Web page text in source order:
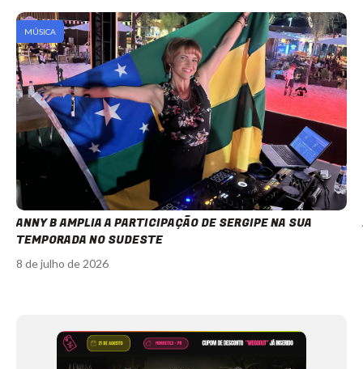
MÚSICA
ANNY B AMPLIA A PARTICIPAÇÃO DE SERGIPE NA SUA
TEMPORADA NO SUDESTE
8 de julho de 2026